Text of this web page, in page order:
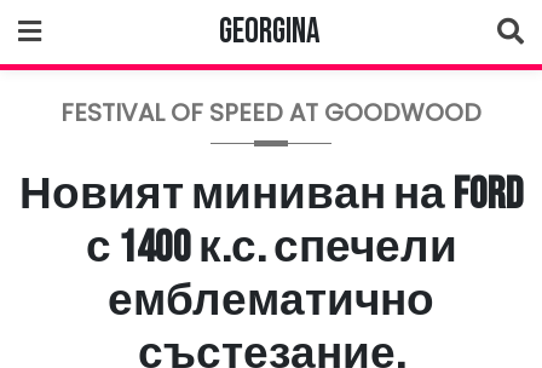
to
content
Georgina
FESTIVAL OF SPEED AT GOODWOOD
Новият миниван на Ford
с 1400 к.с. спечели
емблематично
състезание.